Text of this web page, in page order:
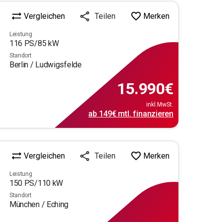
Vergleichen Teilen Merken
Leistung
116 PS/85 kW
Standort
Berlin / Ludwigsfelde
15.990€
inkl.MwSt.
ab 149€mtl. finanzieren
Vergleichen Teilen Merken
Leistung
150 PS/110 kW
Standort
München / Eching